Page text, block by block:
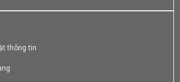
thông tin